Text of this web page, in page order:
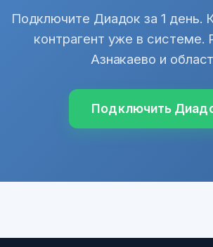
Подключите Диадок за 1 день.
контрагент уже в системе.
Азнакаево и
Подключить